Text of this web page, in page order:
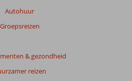
Autohuur
Groepsreizen
& gezondheid
reizen